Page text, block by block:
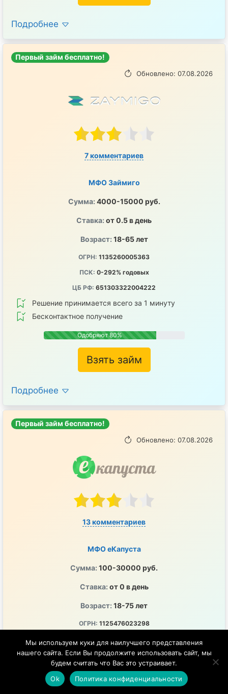
Подробнее
Первый займ бесплатно!
Обновлено: 07.08.2026
7 комментариев
МФО Займиго
Сумма: 4000-15000 руб.
Ставка: от 0.5 в день
Возраст: 18-65 лет
ОГРН: 1135260005363
ПСК: 0-292% годовых
ЦБ РФ: 651303322004222
Решение принимается всего за 1 минуту
Бесконтактное получение
Одобряют 80%
Взять займ
Подробнее
Первый займ бесплатно!
Обновлено: 07.08.2026
13 комментариев
МФО еКапуста
Сумма: 100-30000 руб.
Ставка: от 0 в день
Возраст: 18-75 лет
ОГРН: 1125476023298
ЦБ РФ:2120754001243
Перечисление денег на любой удобный счет
Удобно, быстро и в любое время
Мы используем куки для наилучшего представления
нашего сайта. Если Вы продолжите использовать сайт, мы
будем считать что Вас это устраивает.
Ok
Политика конфиденциальности